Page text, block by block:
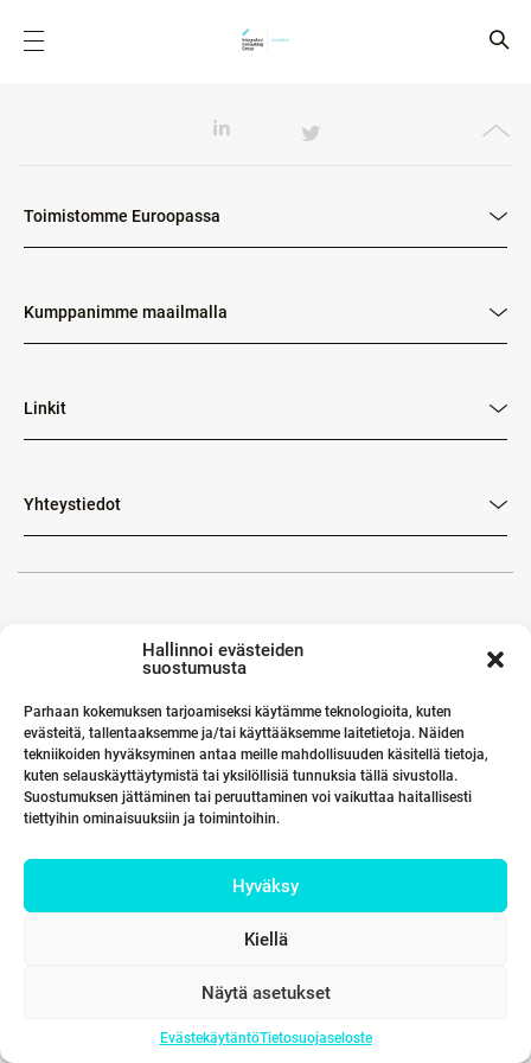
Hallinnoi evästeiden
suostumusta
Parhaan kokemuksen tarjoamiseksi käytämme teknologioita, kuten
evästeitä, tallentaaksemme ja/tai käyttääksemme laitetietoja. Näiden
tekniikoiden hyväksyminen antaa meille mahdollisuuden käsitellä tietoja,
kuten selauskäyttäytymistä tai yksilöllisiä tunnuksia tällä sivustolla.
Suostumuksen jättäminen tai peruuttaminen voi vaikuttaa haitallisesti
tiettyihin ominaisuuksiin ja toimintoihin.
Hyväksy
Kiellä
Näytä asetukset
EvästekäytäntöTietosuojaseloste
Toimistomme Euroopassa
Kumppanimme maailmalla
Linkit
Yhteystiedot